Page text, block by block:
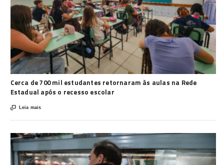
Cerca de 700 mil estudantes retornaram às aulas na Rede
Estadual após o recesso escolar
 Leia mais